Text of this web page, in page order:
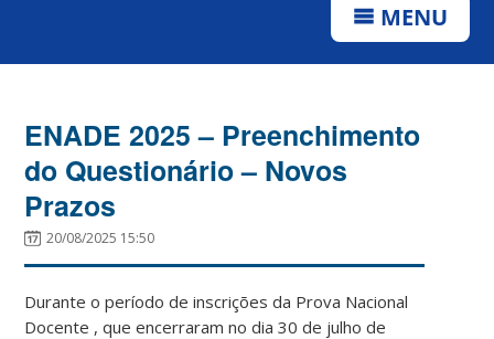
MENU
ENADE 2025 – Preenchimento
do Questionário – Novos
Prazos
20/08/2025 15:50
Durante o período de inscrições da Prova Nacional
Docente , que encerraram no dia 30 de julho de